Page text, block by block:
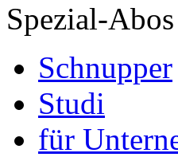
Spezial-Abos
Schnupper
Studi
für